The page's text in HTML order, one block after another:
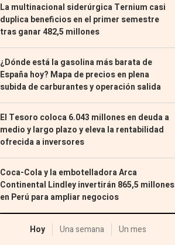
La multinacional siderúrgica Ternium casi
duplica beneficios en el primer semestre
tras ganar 482,5 millones
¿Dónde está la gasolina más barata de
España hoy? Mapa de precios en plena
subida de carburantes y operación salida
El Tesoro coloca 6.043 millones en deuda a
medio y largo plazo y eleva la rentabilidad
ofrecida a inversores
Coca-Cola y la embotelladora Arca
Continental Lindley invertirán 865,5 millones
en Perú para ampliar negocios
Hoy Una semana Un mes